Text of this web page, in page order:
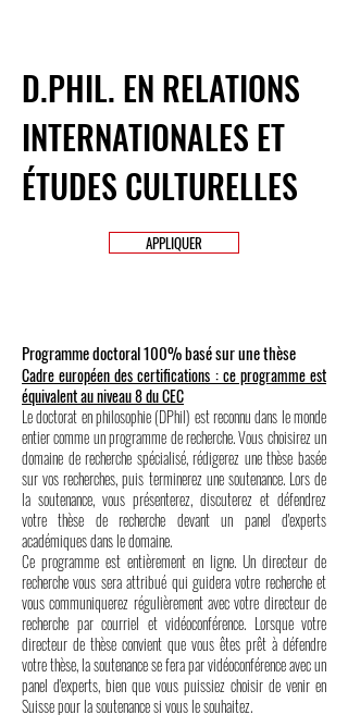
D.PHIL. EN RELATIONS
INTERNATIONALES ET
ÉTUDES CULTURELLES
APPLIQUER
Programme doctoral 100% basé sur une thèse
Cadre européen des certifications : ce programme est
équivalent au niveau 8 du CEC
Le doctorat en philosophie (DPhil) est reconnu dans le monde
entier comme un programme de recherche. Vous choisirez un
domaine de recherche spécialisé, rédigerez une thèse basée
sur vos recherches, puis terminerez une soutenance. Lors de
la soutenance, vous présenterez, discuterez et défendrez
votre thèse de recherche devant un panel d'experts
académiques dans le domaine.
Ce programme est entièrement en ligne. Un directeur de
recherche vous sera attribué qui guidera votre recherche et
vous communiquerez régulièrement avec votre directeur de
recherche par courriel et vidéoconférence. Lorsque votre
directeur de thèse convient que vous êtes prêt à défendre
votre thèse, la soutenance se fera par vidéoconférence avec un
panel d'experts, bien que vous puissiez choisir de venir en
Suisse pour la soutenance si vous le souhaitez.